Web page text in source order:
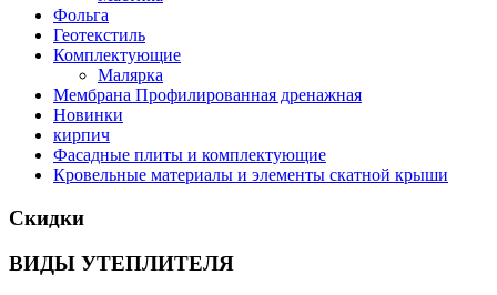
Фольга
Геотекстиль
Комплектующие
Малярка
Мембрана Профилированная дренажная
Новинки
кирпич
Фасадные плиты и комплектующие
Кровельные материалы и элементы скатной крыши
Скидки
ВИДЫ УТЕПЛИТЕЛЯ